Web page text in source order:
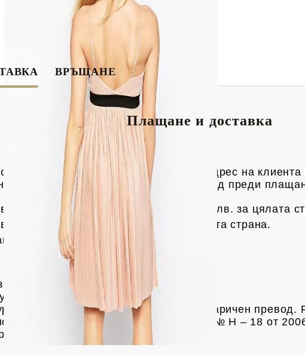
ВРЪЩАНЕ
Плащане и доставка
с куриерска фирма Спиди, до адрес на клиен
дни. Всяка пратка има опция "преглед преди
до офис на Спиди е 3.50 € / 6.85 лв.за цялата
до адрес е 4 € / 7.82 лв.
за цялата страна.
за поръчки над 61.35 € /
на продукта
Вашата разписка за пощенски паричен превод.
основание за услугата е Наредба № Н – 18 от
продажби“.